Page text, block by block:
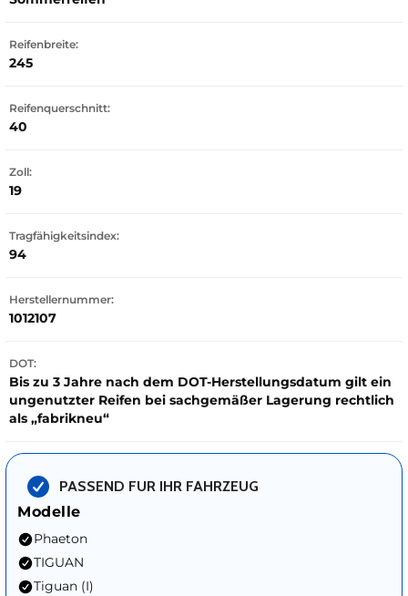
Reifenbreite:
245
Reifenquerschnitt:
40
Zoll:
19
Tragfähigkeitsindex:
94
Herstellernummer:
1012107
DOT:
Bis zu 3 Jahre nach dem DOT-Herstellungsdatum gilt ein
ungenutzter Reifen bei sachgemäßer Lagerung rechtlich
als „fabrikneu“
PASSEND FUR IHR FAHRZEUG
Modelle
Phaeton
TIGUAN
Tiguan (I)